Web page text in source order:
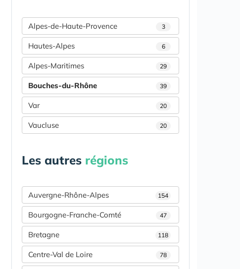
Alpes-de-Haute-Provence 3
Hautes-Alpes 6
Alpes-Maritimes 29
Bouches-du-Rhône 39
Var 20
Vaucluse 20
Les autres régions
Auvergne-Rhône-Alpes 154
Bourgogne-Franche-Comté 47
Bretagne 118
Centre-Val de Loire 78